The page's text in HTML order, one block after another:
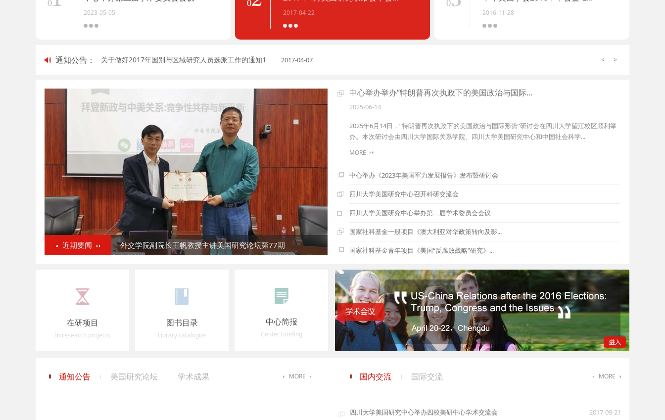
2023-05-05 2017-04-22 2016-11-28
通知公告：
派工作的通知2 2017-04-07 关于做好2017年国别与区域研究人员选派工作的通知1 2017-04-07 < >
近期要闻 外交学院副院长王帆教授主讲美国研究论坛第77期
中心举办举办“特朗普再次执政下的美国政治与国际...
2025-06-14
2025年6月14日，“特朗普再次执政下的美国政治与国际形势”研讨会在四川大学望江校区顺利举
办。本次研讨会由四川大学国际关系学院、四川大学美国研究中心和中国社会科学...
MORE
中心举办《2023年美国军力发展报告》发布暨研讨会
四川大学美国研究中心召开科研交流会
四川大学美国研究中心举办第二届学术委员会会议
国家社科基金一般项目《澳大利亚对华政策转向及影...
国家社科基金青年项目《美国“反腐败战略”研究》...
在研项目
In research projects
图书目录
Library catalogue
中心简报
Center briefing
通知公告 美国研究论坛 学术成果 MORE 国内交流 国际交流 MORE
四川大学美国研究中心举办四校美研中心学术交流会 2017-09-21